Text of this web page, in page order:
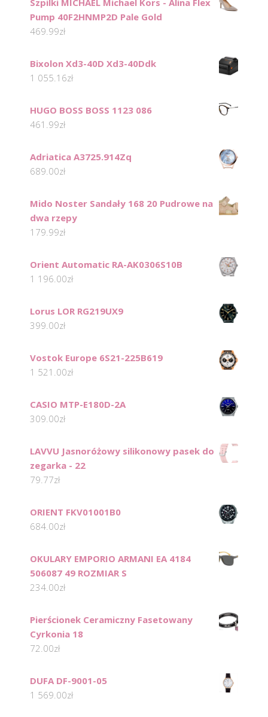
Szpilki MICHAEL Michael Kors - Alina Flex
Pump 40F2HNMP2D Pale Gold
469.99zł
Bixolon Xd3-40D Xd3-40Ddk
1 055.16zł
HUGO BOSS BOSS 1123 086
461.99zł
Adriatica A3725.914Zq
689.00zł
Mido Noster Sandały 168 20 Pudrowe na
dwa rzepy
179.99zł
Orient Automatic RA-AK0306S10B
1 196.00zł
Lorus LOR RG219UX9
399.00zł
Vostok Europe 6S21-225B619
1 521.00zł
CASIO MTP-E180D-2A
309.00zł
LAVVU Jasnoróżowy silikonowy pasek do
zegarka - 22
79.77zł
ORIENT FKV01001B0
684.00zł
OKULARY EMPORIO ARMANI EA 4184
506087 49 ROZMIAR S
234.00zł
Pierścionek Ceramiczny Fasetowany
Cyrkonia 18
72.00zł
DUFA DF-9001-05
1 569.00zł